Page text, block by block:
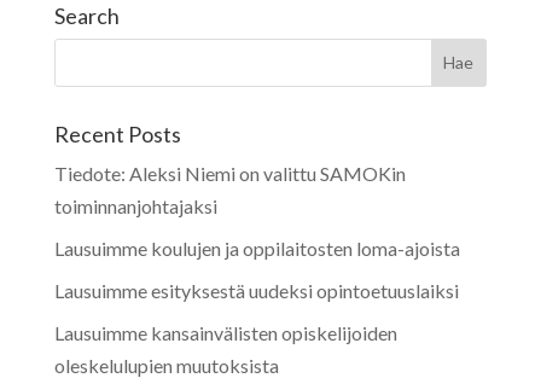
Search
Recent Posts
Tiedote: Aleksi Niemi on valittu SAMOKin
toiminnanjohtajaksi
Lausuimme koulujen ja oppilaitosten loma-ajoista
Lausuimme esityksestä uudeksi opintoetuuslaiksi
Lausuimme kansainvälisten opiskelijoiden
oleskelulupien muutoksista